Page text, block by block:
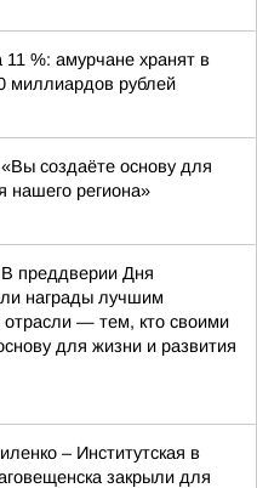
%: амурчане хранят в
миллиардов рублей
создаёте основу для
нашего региона»
преддверии Дня
награды лучшим
отрасли — тем, кто своими
для жизни и развития
– Институтская в
закрыли для